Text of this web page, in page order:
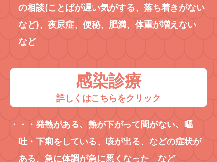
の相談(ことばが遅い気がする、落ち着きがない
など)、夜尿症、便秘、肥満、体重が増えない
など
感染診療
詳しくはこちらをクリック
・・・発熱がある、熱が下がって間がない、嘔
吐・下痢をしている、咳が出る、などの症状が
ある、急に体調が急に悪くなった など